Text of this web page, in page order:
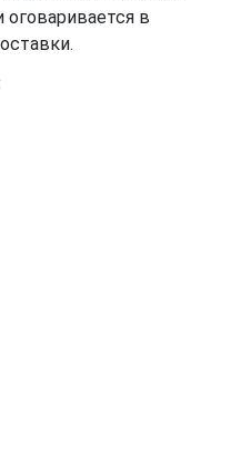
оговаривается в